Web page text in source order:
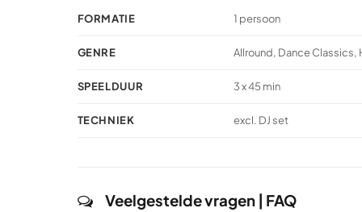
FORMATIE 1 persoon
GENRE Allround, Dance Classics,
SPEELDUUR 3 x 45 min
TECHNIEK excl. DJ set
Veelgestelde vragen | FAQ
€5.295
5,0
of
based
2